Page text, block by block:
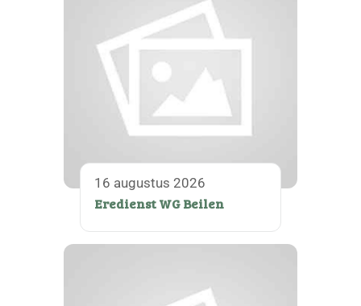
16 augustus 2026
Eredienst WG Beilen